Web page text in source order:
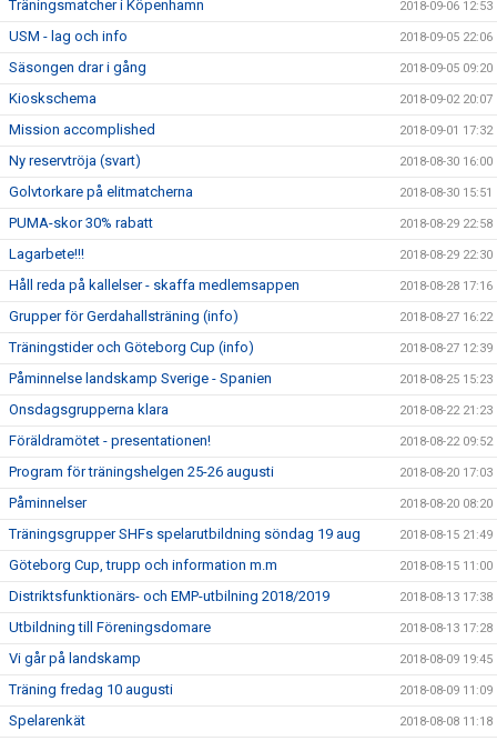
Träningsmatcher i Köpenhamn 2018-09-06 12:53
USM - lag och info 2018-09-05 22:06
Säsongen drar i gång 2018-09-05 09:20
Kioskschema 2018-09-02 20:07
Mission accomplished 2018-09-01 17:32
Ny reservtröja (svart) 2018-08-30 16:00
Golvtorkare på elitmatcherna 2018-08-30 15:51
PUMA-skor 30% rabatt 2018-08-29 22:58
Lagarbete!!! 2018-08-29 22:30
Håll reda på kallelser - skaffa medlemsappen 2018-08-28 17:16
Grupper för Gerdahallsträning (info) 2018-08-27 16:22
Träningstider och Göteborg Cup (info) 2018-08-27 12:39
Påminnelse landskamp Sverige - Spanien 2018-08-25 15:23
Onsdagsgrupperna klara 2018-08-22 21:23
Föräldramötet - presentationen! 2018-08-22 09:52
Program för träningshelgen 25-26 augusti 2018-08-20 17:03
Påminnelser 2018-08-20 08:20
Träningsgrupper SHFs spelarutbildning söndag 19 aug 2018-08-15 21:49
Göteborg Cup, trupp och information m.m 2018-08-15 11:00
Distriktsfunktionärs- och EMP-utbilning 2018/2019 2018-08-13 17:38
Utbildning till Föreningsdomare 2018-08-13 17:28
Vi går på landskamp 2018-08-09 19:45
Träning fredag 10 augusti 2018-08-09 11:09
Spelarenkät 2018-08-08 11:18